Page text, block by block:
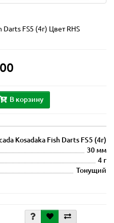
Darts FS5 (4г) Цвет RHS
В корзину
Kosadaka Fish Darts FS5 (4г)
30 мм
4 г
Тонущий